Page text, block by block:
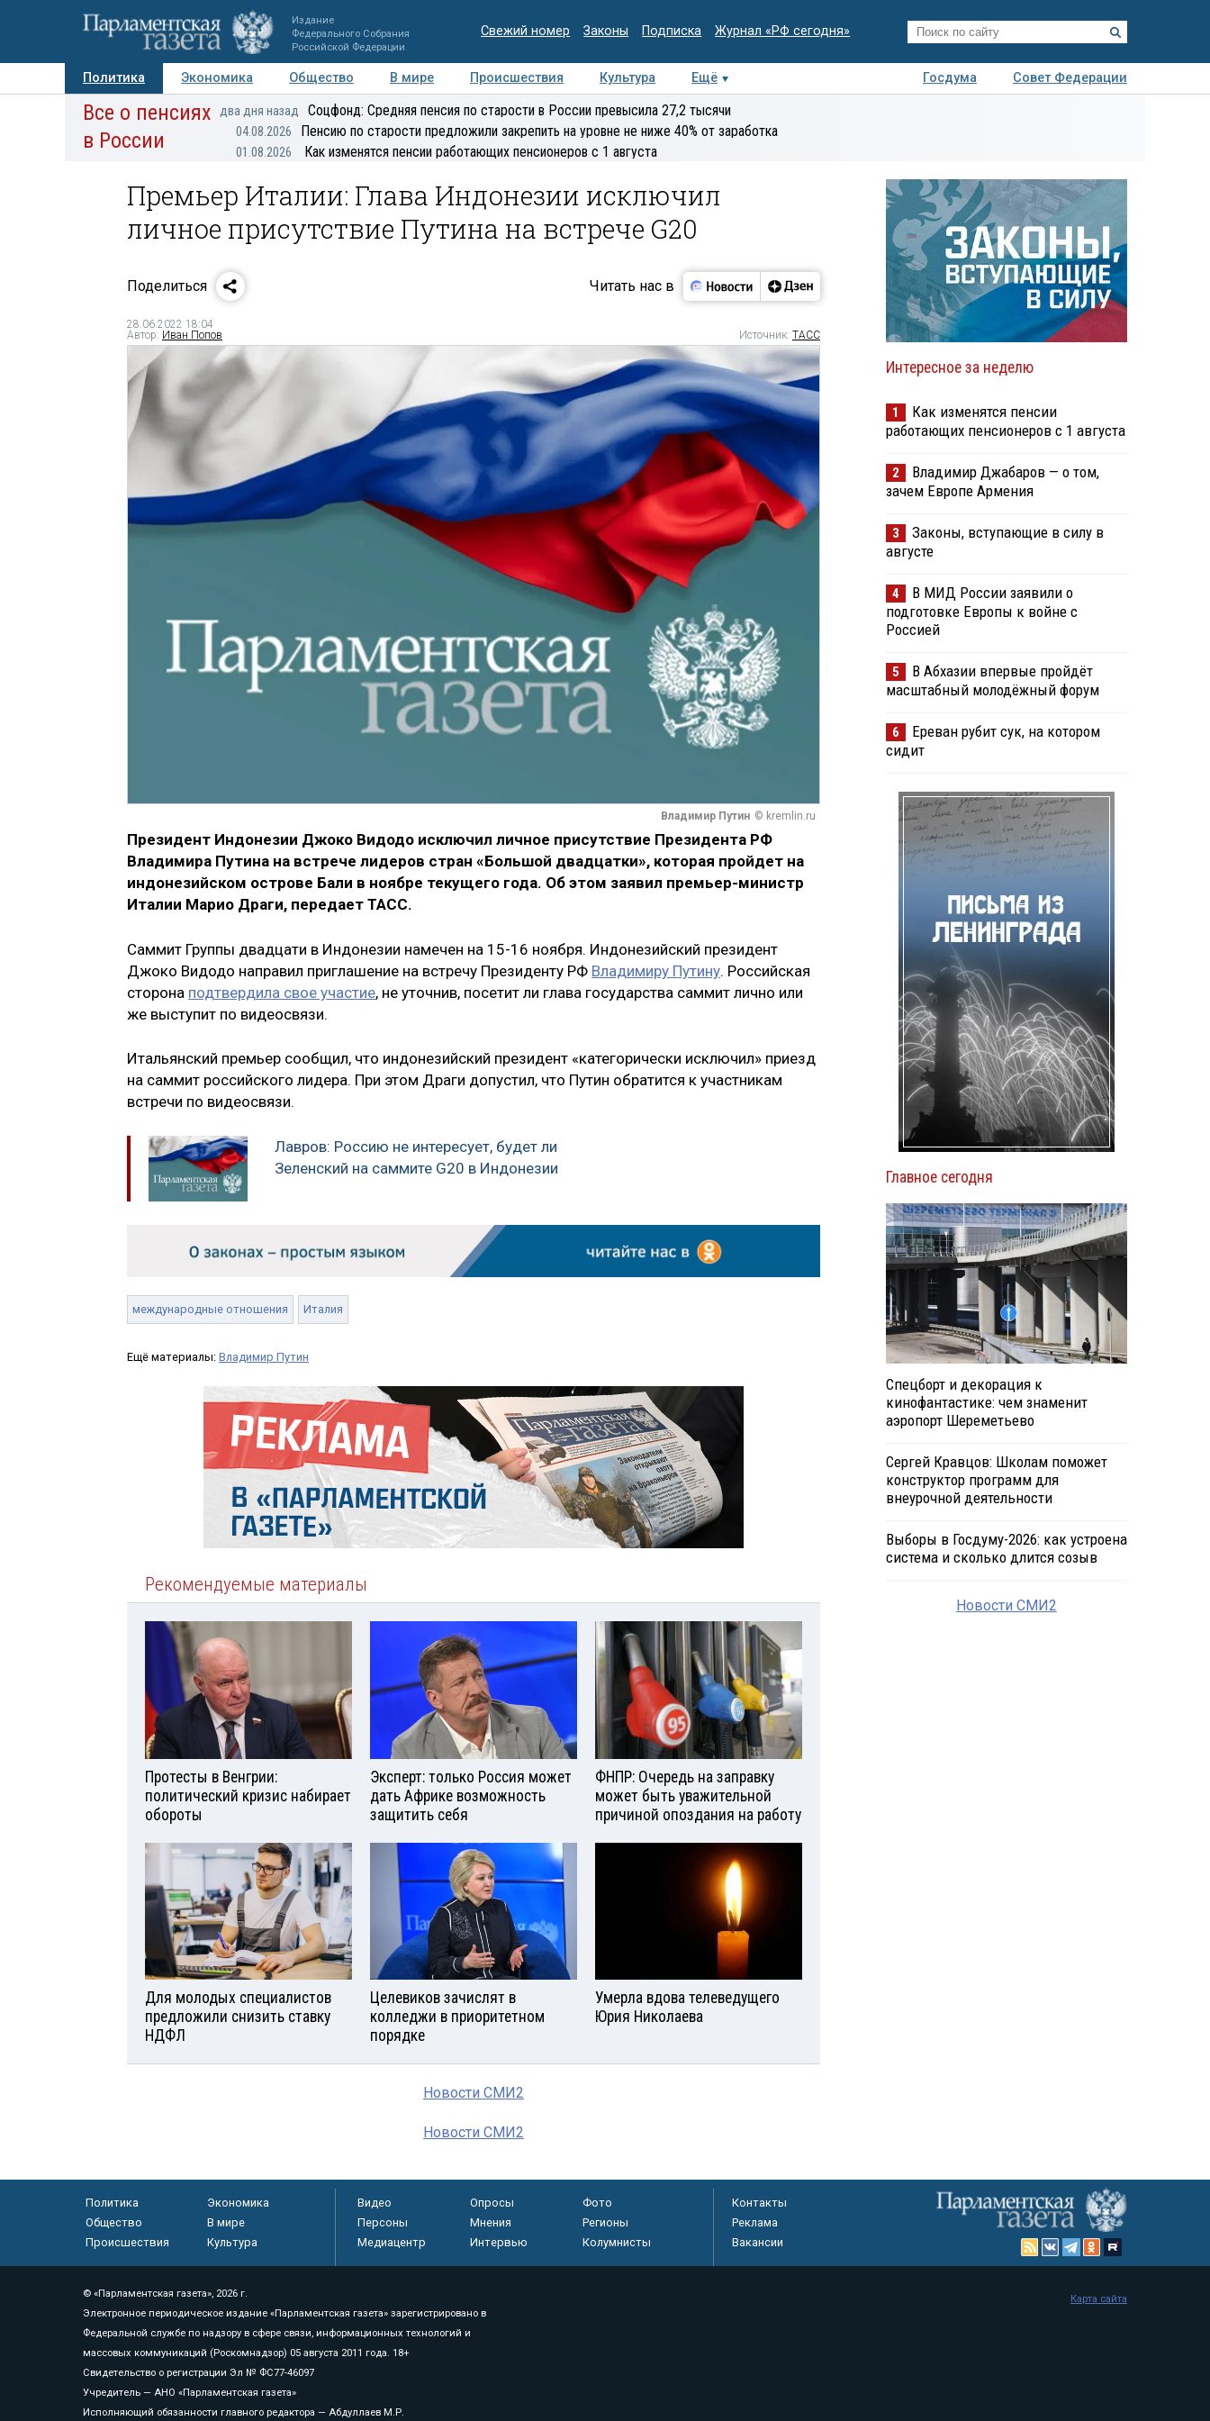
Издание
Федерального Собрания
Российской Федерации
Свежий номер Законы Подписка Журнал «РФ сегодня»
Политика Экономика Общество В мире Происшествия Культура Ещё Госдума
Совет Федерации
Авторы Персоны Мнения Регионы Медиацентр Интервью Колумнисты
Все о пенсиях
в России
два дня назад Соцфонд: Средняя пенсия по старости в России превысила 27,2 тысячи
04.08.2026 Пенсию по старости предложили закрепить на уровне не ниже 40% от заработка
01.08.2026 Как изменятся пенсии работающих пенсионеров с 1 августа
Премьер Италии: Глава Индонезии исключил
личное присутствие Путина на встрече G20
Поделиться Читать нас в
28.06.2022 18:04
Автор: Иван Попов Источник: ТАСС
Владимир Путин © kremlin.ru
Президент Индонезии Джоко Видодо исключил личное присутствие Президента РФ
Владимира Путина на встрече лидеров стран «Большой двадцатки», которая пройдет на
индонезийском острове Бали в ноябре текущего года. Об этом заявил премьер-министр
Италии Марио Драги, передает ТАСС.
Саммит Группы двадцати в Индонезии намечен на 15-16 ноября. Индонезийский президент
Джоко Видодо направил приглашение на встречу Президенту РФ Владимиру Путину. Российская
сторона подтвердила свое участие, не уточнив, посетит ли глава государства саммит лично или
же выступит по видеосвязи.
Итальянский премьер сообщил, что индонезийский президент «категорически исключил» приезд
на саммит российского лидера. При этом Драги допустил, что Путин обратится к участникам
встречи по видеосвязи.
Лавров: Россию не интересует, будет ли
Зеленский на саммите G20 в Индонезии
международные отношения Италия
Ещё материалы: Владимир Путин
Рекомендуемые материалы
Протесты в Венгрии:
политический кризис набирает
обороты
Эксперт: только Россия может
дать Африке возможность
защитить себя
ФНПР: Очередь на заправку
может быть уважительной
причиной опоздания на работу
Для молодых специалистов
предложили снизить ставку
НДФЛ
Целевиков зачислят в
колледжи в приоритетном
порядке
Умерла вдова телеведущего
Юрия Николаева
Новости СМИ2
Новости СМИ2
Интересное за неделю
1
Как изменятся пенсии
работающих пенсионеров с 1 августа
2
Владимир Джабаров — о том,
зачем Европе Армения
3
Законы, вступающие в силу в
августе
4
В МИД России заявили о
подготовке Европы к войне с
Россией
5
В Абхазии впервые пройдёт
масштабный молодёжный форум
6
Ереван рубит сук, на котором
сидит
Главное сегодня
Спецборт и декорация к
кинофантастике: чем знаменит
аэропорт Шереметьево
Сергей Кравцов: Школам поможет
конструктор программ для
внеурочной деятельности
Выборы в Госдуму-2026: как устроена
система и сколько длится созыв
Новости СМИ2
Политика
Экономика
Общество
В мире
Происшествия
Культура
Видео Опросы
Фото
Персоны
Мнения
Регионы
Медиацентр
Интервью Колумнисты
Контакты
Реклама
Вакансии
© «Парламентская газета», 2026 г.
Электронное периодическое издание «Парламентская газета» зарегистрировано в
Федеральной службе по надзору в сфере связи, информационных технологий и
массовых коммуникаций (Роскомнадзор) 05 августа 2011 года. 18+
Свидетельство о регистрации Эл № ФС77-46097
Учредитель — АНО «Парламентская газета»
Исполняющий обязанности главного редактора — Абдуллаев М.Р.
Карта сайта